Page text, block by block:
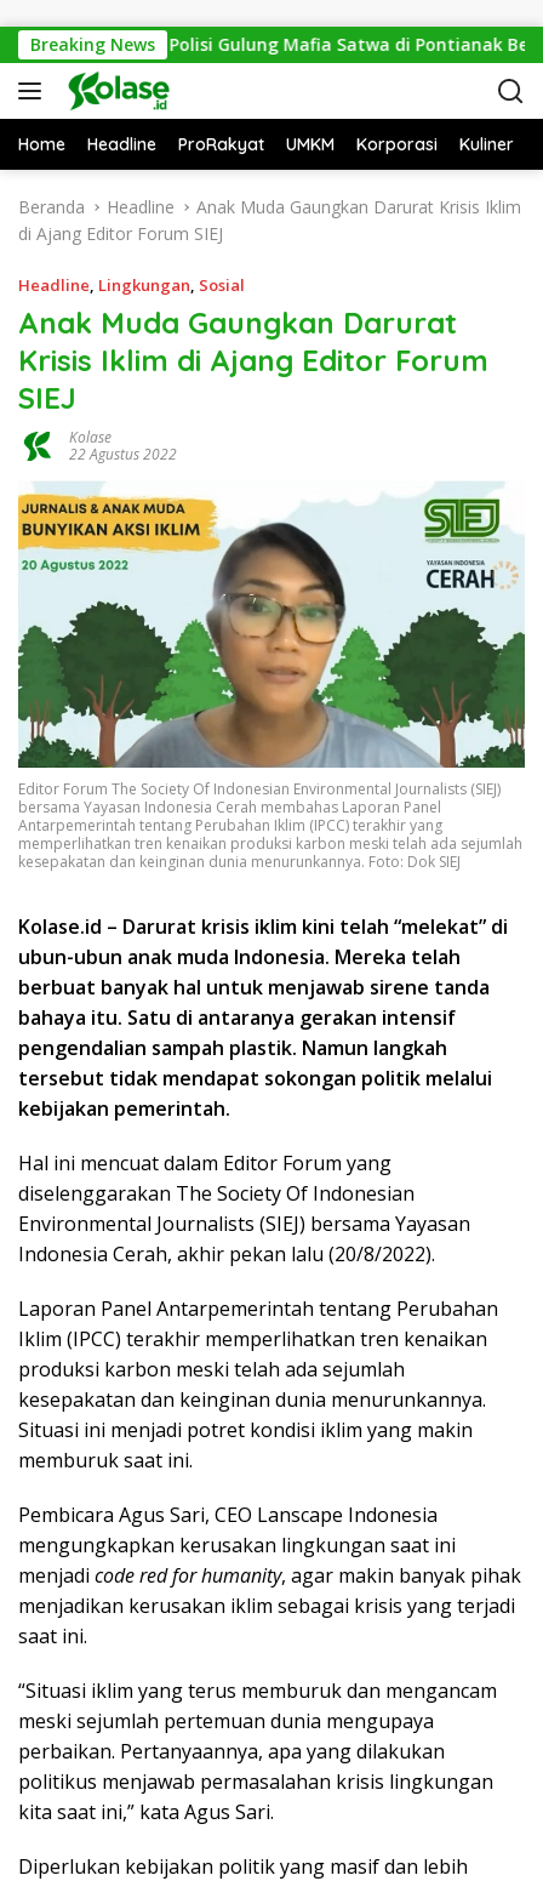
Breaking News
Sesat, Polisi Gulung Mafia Satwa di Pontianak Bersama
Home Headline ProRakyat UMKM Korporasi Kuliner
Beranda Headline
Anak Muda Gaungkan Darurat Krisis Iklim
di Ajang Editor Forum SIEJ
Headline, Lingkungan, Sosial
Anak Muda Gaungkan Darurat
Krisis Iklim di Ajang Editor Forum
SIEJ
Kolase
22 Agustus 2022
Editor Forum The Society Of Indonesian Environmental Journalists (SIEJ)
bersama Yayasan Indonesia Cerah membahas Laporan Panel
Antarpemerintah tentang Perubahan Iklim (IPCC) terakhir yang
memperlihatkan tren kenaikan produksi karbon meski telah ada sejumlah
kesepakatan dan keinginan dunia menurunkannya. Foto: Dok SIEJ
Kolase.id – Darurat krisis iklim kini telah “melekat” di
ubun-ubun anak muda Indonesia. Mereka telah
berbuat banyak hal untuk menjawab sirene tanda
bahaya itu. Satu di antaranya gerakan intensif
pengendalian sampah plastik. Namun langkah
tersebut tidak mendapat sokongan politik melalui
kebijakan pemerintah.
Hal ini mencuat dalam Editor Forum yang
diselenggarakan The Society Of Indonesian
Environmental Journalists (SIEJ) bersama Yayasan
Indonesia Cerah, akhir pekan lalu (20/8/2022).
Laporan Panel Antarpemerintah tentang Perubahan
Iklim (IPCC) terakhir memperlihatkan tren kenaikan
produksi karbon meski telah ada sejumlah
kesepakatan dan keinginan dunia menurunkannya.
Situasi ini menjadi potret kondisi iklim yang makin
memburuk saat ini.
Pembicara Agus Sari, CEO Lanscape Indonesia
mengungkapkan kerusakan lingkungan saat ini
menjadi code red for humanity, agar makin banyak pihak
menjadikan kerusakan iklim sebagai krisis yang terjadi
saat ini.
“Situasi iklim yang terus memburuk dan mengancam
meski sejumlah pertemuan dunia mengupaya
perbaikan. Pertanyaannya, apa yang dilakukan
politikus menjawab permasalahan krisis lingkungan
kita saat ini,” kata Agus Sari.
Diperlukan kebijakan politik yang masif dan lebih